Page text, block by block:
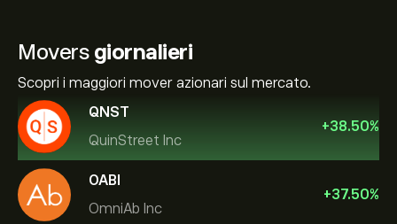
Movers giornalieri
Scopri i maggiori mover azionari sul mercato.
QNST
QuinStreet Inc
+38.50%
OABI
OmniAb Inc
+37.50%